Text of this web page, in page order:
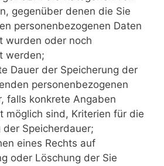
gegenüber denen die Sie
personenbezogenen Daten
wurden oder noch
werden;
Dauer der Speicherung der
personenbezogenen
falls konkrete Angaben
möglich sind, Kriterien für die
der Speicherdauer;
eines Rechts auf
oder Löschung der Sie